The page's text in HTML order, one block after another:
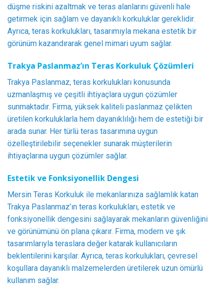
düşme riskini azaltmak ve teras alanlarını güvenli hale
getirmek için sağlam ve dayanıklı korkuluklar gereklidir.
Ayrıca, teras korkulukları, tasarımıyla mekana estetik bir
görünüm kazandırarak genel mimari uyum sağlar.
Trakya Paslanmaz’ın Teras Korkuluk Çözümleri
Trakya Paslanmaz, teras korkulukları konusunda
uzmanlaşmış ve çeşitli ihtiyaçlara uygun çözümler
sunmaktadır. Firma, yüksek kaliteli paslanmaz çelikten
üretilen korkuluklarla hem dayanıklılığı hem de estetiği bir
arada sunar. Her türlü teras tasarımına uygun
özelleştirilebilir seçenekler sunarak müşterilerin
ihtiyaçlarına uygun çözümler sağlar.
Estetik ve Fonksiyonellik Dengesi
Mersin Teras Korkuluk ile mekanlarınıza sağlamlık katan
Trakya Paslanmaz’ın teras korkulukları, estetik ve
fonksiyonellik dengesini sağlayarak mekanların güvenliğini
ve görünümünü ön plana çıkarır. Firma, modern ve şık
tasarımlarıyla teraslara değer katarak kullanıcıların
beklentilerini karşılar. Ayrıca, teras korkulukları, çevresel
koşullara dayanıklı malzemelerden üretilerek uzun ömürlü
kullanım sağlar.